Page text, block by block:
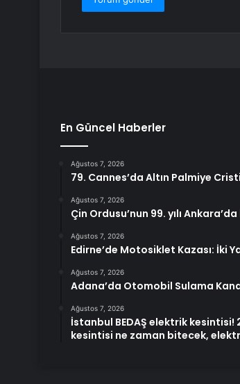
En Güncel Haberler
Ağustos 7, 2026
79. Cannes’da Altın Palmiye
Ağustos 7, 2026
Çin Ordusu’nun 99. yılı
Ağustos 7, 2026
Edirne’de Motosiklet Kazası: İki
Ağustos 7, 2026
Adana’da Otomobil Sulama
Ağustos 7, 2026
İstanbul BEDAŞ elektrik
kesintisi ne zaman bitecek,